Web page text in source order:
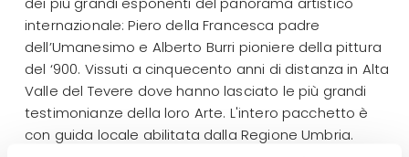
internazionale: Piero della Francesca padre
dell’Umanesimo e Alberto Burri pioniere della pittura
del ‘900. Vissuti a cinquecento anni di distanza in Alta
Valle del Tevere dove hanno lasciato le più grandi
testimonianze della loro Arte. L'intero pacchetto è
con guida locale abilitata dalla Regione Umbria.